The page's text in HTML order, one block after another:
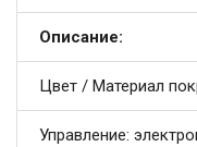
Описание:
Цвет / Материал
Управление: